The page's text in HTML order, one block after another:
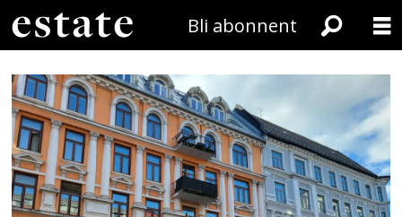
Bli abonnent